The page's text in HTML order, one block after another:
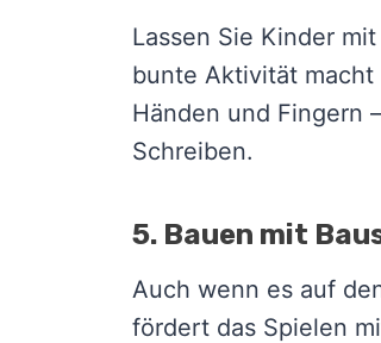
Lassen Sie Kinder
bunte Aktivität
Händen und Fingern
Schreiben.
5. Bauen mit
Auch wenn es auf
fördert das Spielen